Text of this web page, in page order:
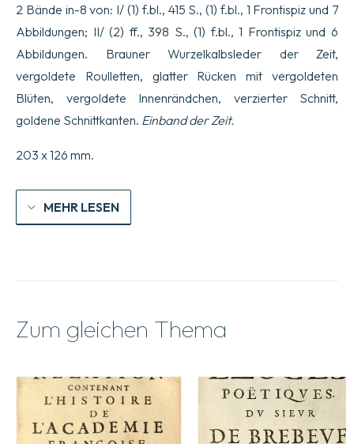
2 Bände in-8 von: I/ (1) f.bl., 415 S., (1) f.bl., 1 Frontispiz und 7
Abbildungen; II/ (2) ff., 398 S., (1) f.bl., 1 Frontispiz und 6
Abbildungen. Brauner Wurzelkalbsleder der Zeit,
vergoldete Roulletten, glatter Rücken mit vergoldeten
Blüten, vergoldete Innenrändchen, verzierter Schnitt,
goldene Schnittkanten. Einband der Zeit.
203 x 126 mm.
MEHR LESEN
Zum gleichen Thema